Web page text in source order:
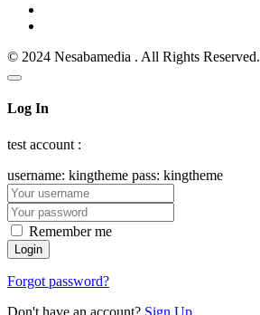
© 2024 Nesabamedia . All Rights Reserved.
Log In
test account :
username: kingtheme pass: kingtheme
Remember me
Forgot password?
Don't have an account? Sign Up